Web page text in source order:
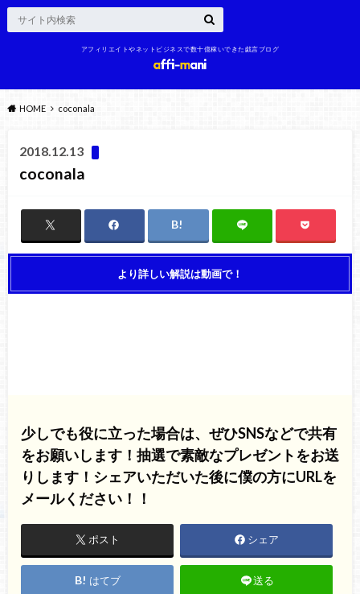
アフィリエイトやネットビジネスで数十億稼いできた戯言ブログ
HOME coconala
2018.12.13
coconala
より詳しい解説は動画で！
少しでも役に立った場合は、ぜひSNSなどで共有
をお願いします！抽選で素敵なプレゼントをお送
りします！シェアいただいた後に僕の方にURLを
メールください！！
ポスト シェア
はてブ 送る